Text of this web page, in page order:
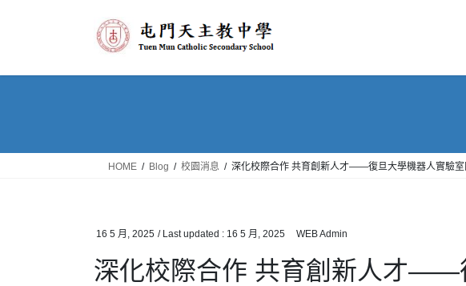
HOME Blog 校園消息 深化校際合作 共育創新人才——復旦大學機器人實驗
16 5 月, 2025 / Last updated : 16 5 月, 2025 WEB Admin
深化校際合作 共育創新人才——